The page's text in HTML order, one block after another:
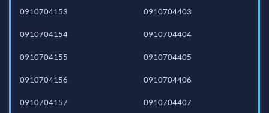
0910704153
0910704154
0910704155
0910704156
0910704157
0910704403
0910704404
0910704405
0910704406
0910704407